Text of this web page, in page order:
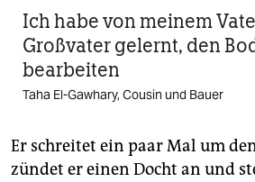
Ich habe von meinem
Großvater gelernt, den
bearbeiten
Taha El-Gawhary, Cousin und Bauer
Er schreitet ein paar Mal um
zündet er einen Docht an und